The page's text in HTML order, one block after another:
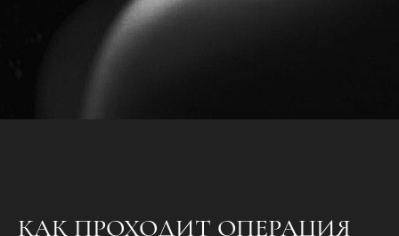
КАК ПРОХОДИТ ОПЕРАЦИЯ